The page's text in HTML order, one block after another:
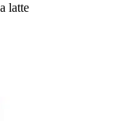
latte